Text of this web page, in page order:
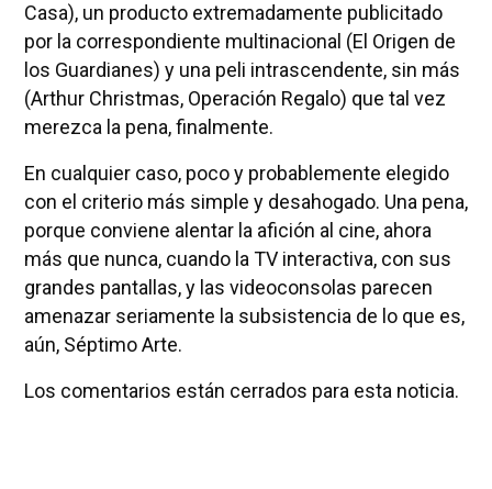
Casa), un producto extremadamente publicitado
por la correspondiente multinacional (El Origen de
los Guardianes) y una peli intrascendente, sin más
(Arthur Christmas, Operación Regalo) que tal vez
merezca la pena, finalmente.
En cualquier caso, poco y probablemente elegido
con el criterio más simple y desahogado. Una pena,
porque conviene alentar la afición al cine, ahora
más que nunca, cuando la TV interactiva, con sus
grandes pantallas, y las videoconsolas parecen
amenazar seriamente la subsistencia de lo que es,
aún, Séptimo Arte.
Los comentarios están cerrados para esta noticia.